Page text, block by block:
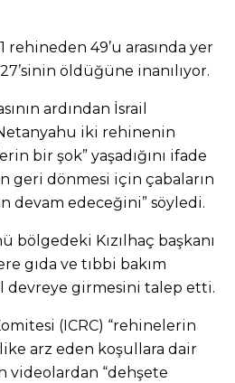
rehineden 49’u arasında yer
öldüğüne inanılıyor.
ardından İsrail
iki rehinenin
bir şok” yaşadığını ifade
geri dönmesi için çabaların
devam edeceğini” söyledi.
bölgedeki Kızılhaç başkanı
gıda ve tıbbi bakım
devreye girmesini talep etti.
(ICRC) “rehinelerin
arz eden koşullara dair
videolardan “dehşete